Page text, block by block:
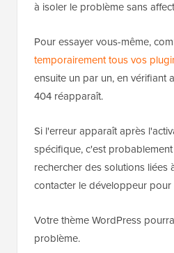
à isoler le problème sans
Pour essayer vous-même,
temporairement tous vos
ensuite un par un, en vérifiant
404 réapparaît.
Si l'erreur apparaît après
spécifique, c'est
rechercher des solutions liées
contacter le développeur
Votre thème WordPress
problème.